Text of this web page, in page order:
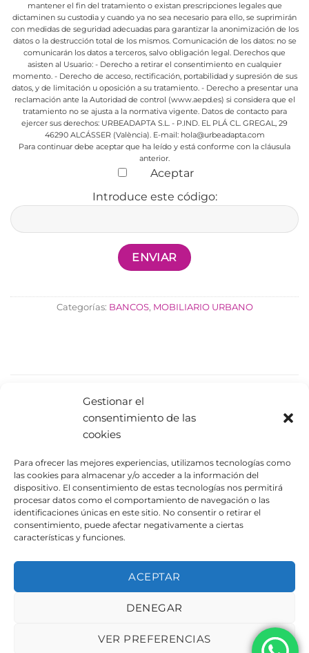
Gestionar el
consentimiento de las
cookies
Para ofrecer las mejores experiencias, utilizamos tecnologías como
las cookies para almacenar y/o acceder a la información del
dispositivo. El consentimiento de estas tecnologías nos permitirá
procesar datos como el comportamiento de navegación o las
identificaciones únicas en este sitio. No consentir o retirar el
consentimiento, puede afectar negativamente a ciertas
características y funciones.
ACEPTAR
DENEGAR
VER PREFERENCIAS
mantener el fin del tratamiento o existan prescripciones legales que
dictaminen su custodia y cuando ya no sea necesario para ello, se suprimirán
con medidas de seguridad adecuadas para garantizar la anonimización de los
datos o la destrucción total de los mismos.Comunicación de los datos: no se
comunicarán los datos a terceros, salvo obligación legal. Derechos que
asisten al Usuario: - Derecho a retirar el consentimiento en cualquier
momento.- Derecho de acceso, rectificación, portabilidad y supresión de sus
datos, y de limitación u oposición a su tratamiento.- Derecho a presentar una
reclamación ante la Autoridad de control (www.aepd.es) si considera que el
tratamiento no se ajusta a la normativa vigente.Datos de contacto para
ejercer sus derechos: URBEADAPTA S.L. - P.IND. EL PLÁ CL. GREGAL, 29
46290 ALCÁSSER (València). E-mail: hola@urbeadapta.com
Para continuar debe aceptar que ha leído y está conforme con la cláusula
anterior.
Aceptar
Introduce este código:
Categorías: BANCOS, MOBILIARIO URBANO
Urbeadapta, S.L. - Polígon el Pla, 29B